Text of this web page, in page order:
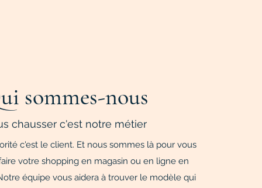
sommes-nous
chausser c'est notre métier
c'est le client. Et nous sommes là pour vous
votre shopping en magasin ou en ligne en
équipe vous aidera à trouver le modèle qui